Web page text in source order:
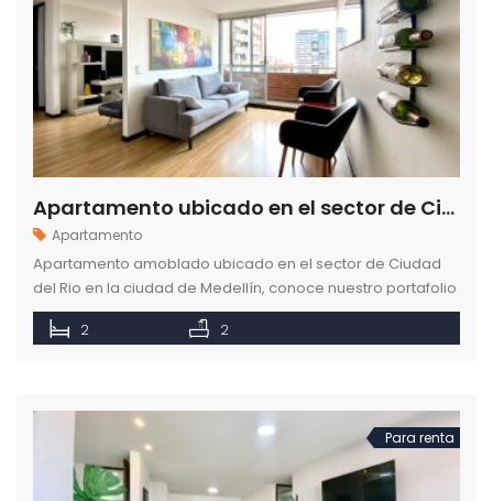
Apartamento ubicado en el sector de Ciudad del Rio en Medellín
Apartamento
Apartamento amoblado ubicado en el sector de Ciudad
del Rio en la ciudad de Medellín, conoce nuestro portafolio
amplio de propiedades para tu estadía en como en casa.
2 2
Para renta